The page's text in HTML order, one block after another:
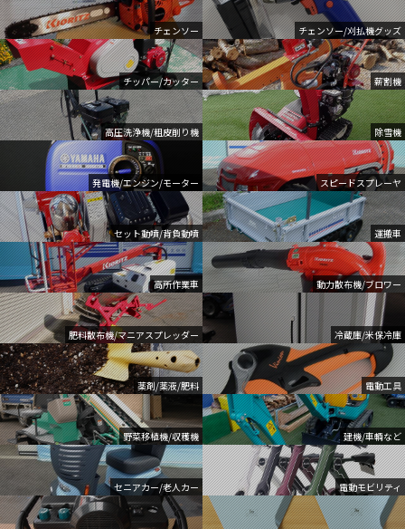
チェンソー チェンソー/刈払機グッズ
チッパー/カッター 薪割機
高圧洗浄機/粗皮削り機 除雪機
発電機/エンジン/モーター スピードスプレーヤ
セット動噴/背負動噴 運搬車
高所作業車 動力散布機/ブロワー
肥料散布機/マニアスプレッダー 冷蔵庫/米保冷庫
薬剤/薬液/肥料 電動工具
野菜移植機/収穫機 建機/車輌など
セニアカー/老人カー 電動モビリティ